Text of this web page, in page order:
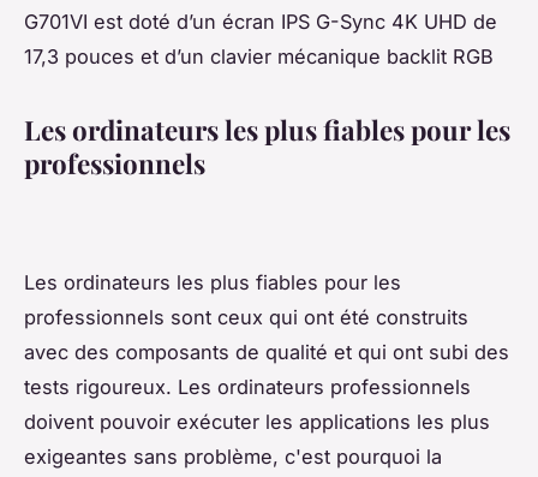
G701VI est doté d’un écran IPS G-Sync 4K UHD de
17,3 pouces et d’un clavier mécanique backlit RGB
Les ordinateurs les plus fiables pour les
professionnels
Les ordinateurs les plus fiables pour les
professionnels sont ceux qui ont été construits
avec des composants de qualité et qui ont subi des
tests rigoureux. Les ordinateurs professionnels
doivent pouvoir exécuter les applications les plus
exigeantes sans problème, c'est pourquoi la